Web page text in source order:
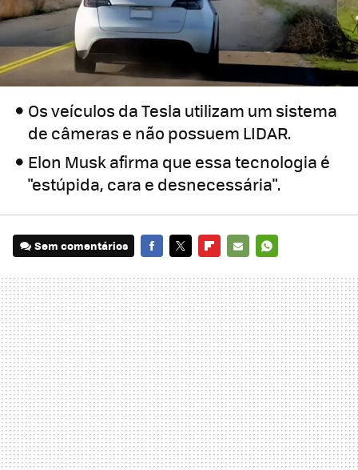
Os veículos da Tesla utilizam um sistema
de câmeras e não possuem LIDAR.
Elon Musk afirma que essa tecnologia é
"estúpida, cara e desnecessária".
Sem comentários
MAIL